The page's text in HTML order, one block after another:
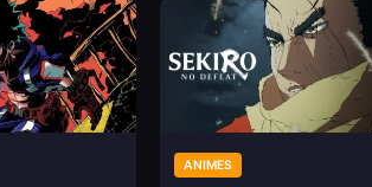
ANIMES